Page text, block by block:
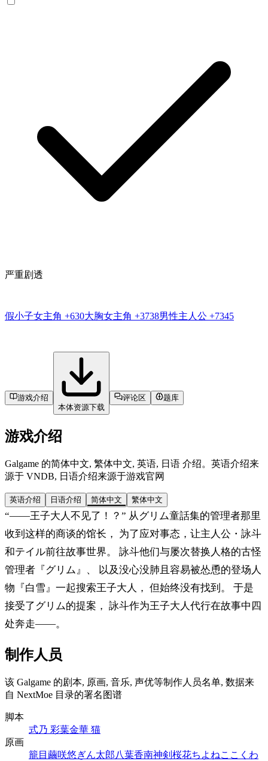
严重剧透
假小子女主角 +630大胸女主角 +3738男性主人公 +7345
游戏介绍
本体资源下载
评论区 题库
游戏介绍
Galgame 的简体中文, 繁体中文, 英语, 日语 介绍。英语介绍来
源于 VNDB, 日语介绍来源于游戏官网
英语介绍 日语介绍 简体中文 繁体中文
“——王子大人不见了！？” 从グリム童話集的管理者那里
收到这样的商谈的馆长， 为了应对事态，让主人公・詠斗
和テイル前往故事世界。 詠斗他们与屡次替换人格的古怪
管理者『グリム』、 以及没心没肺且容易被怂恿的登场人
物『白雪』一起搜索王子大人， 但始终没有找到。 于是
接受了グリム的提案， 詠斗作为王子大人代行在故事中四
处奔走——。
制作人员
该 Galgame 的剧本, 原画, 音乐, 声优等制作人员名单, 数据来
自 NextMoe 目录的署名图谱
脚本
式乃 彩葉金華 猫
原画
籠目 繭咲悠ぎん太郎八葉香南神剣桜花ちよねここ くわ